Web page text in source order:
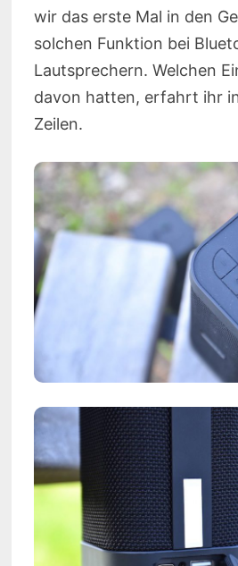
wir das erste Mal in den
solchen Funktion bei
Lautsprechern. Welchen
davon hatten, erfahrt ihr
Zeilen.